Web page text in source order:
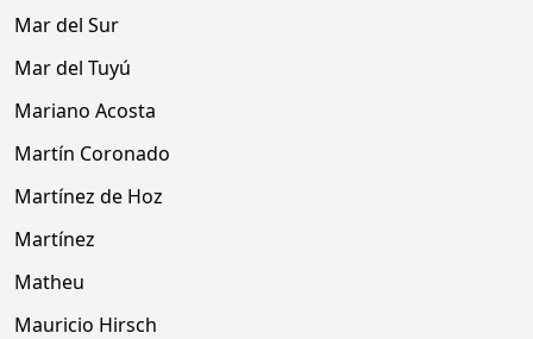
Mar del Sur
Mar del Tuyú
Mariano Acosta
Martín Coronado
Martínez de Hoz
Martínez
Matheu
Mauricio Hirsch